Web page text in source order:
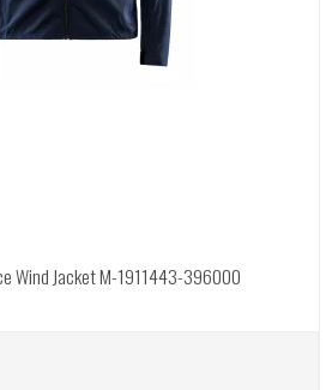
Wind Jacket M-1911443-396000